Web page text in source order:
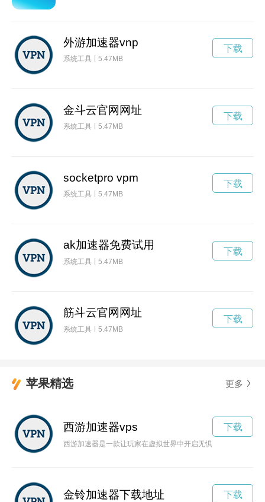
外游加速器vnp
系统工具 5.47MB
下载
金斗云官网网址
系统工具 5.47MB
下载
socketpro vpm
系统工具 5.47MB
下载
ak加速器免费试用
系统工具 5.47MB
下载
筋斗云官网网址
系统工具 5.47MB
下载
苹果精选 更多
西游加速器vps
西游加速器是一款让玩家在虚拟世界中开启无惧死亡的西行记
下载
金铃加速器下载地址 下载